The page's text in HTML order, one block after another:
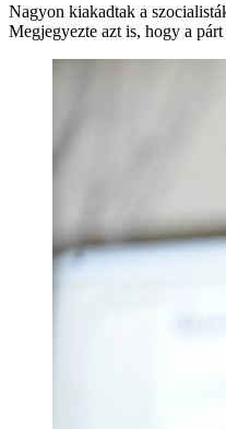
Nagyon kiakadtak a
Megjegyezte azt is, hogy a